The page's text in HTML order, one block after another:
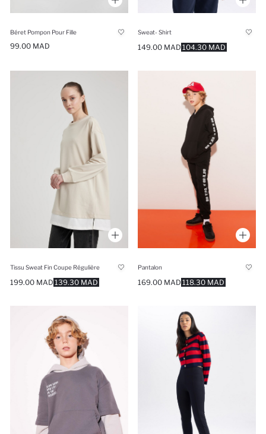
Béret Pompon Pour Fille
99.00 MAD
Sweat- Shirt
104.30 MAD
149.00 MAD
Tissu Sweat Fin Coupe Régulière
139.30 MAD
199.00 MAD
Pantalon
118.30 MAD
169.00 MAD